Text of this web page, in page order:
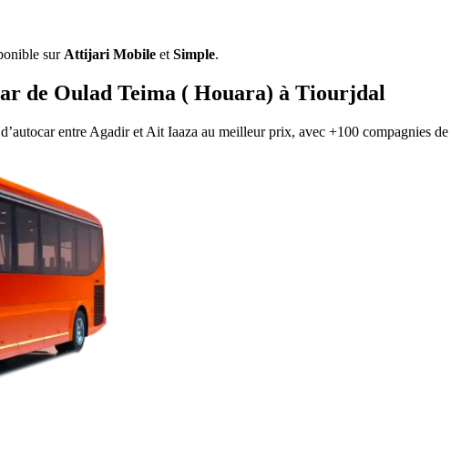
sur Attijari Mobile et Simple.
de Oulad Teima ( Houara) à Tiourjdal
entre Agadiret Ait Iaaza au meilleur prix, avec +100 compagnies